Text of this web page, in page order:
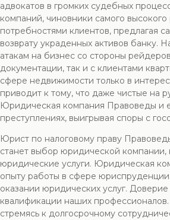
адвокатов в громких судебных
компаний, чиновники самого
потребностями клиентов, предлагая
возврату украденных активов банку.
атакам на бизнес со стороны
документации, так и с клиентами
сфере недвижимости только в
приводит к тому, что даже чистые на
Юридическая компания Правоведы и
преступлениях, выигрывая споры с
Юрист по налоговому праву
станет выбор юридической
юридические услуги. Юридическая
опыту работы в сфере
оказании юридических услуг.
квалификации наших
стремясь к долгосрочному